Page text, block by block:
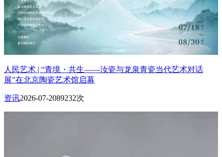
人民艺术 | “青境・共生——汝瓷与龙泉青瓷当代艺术对话
展”在北京陶瓷艺术馆启幕
资讯2026-07-2089232次